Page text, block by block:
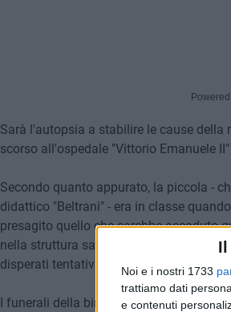
Il
Noi e i nostri 1733
trattiamo dati
e contenuti
Sarà l'autopsia a stabilire le cause della
scorso all'ospedale "Vittorio Emanuele
Secondo quanto appurato, la piccola -
didattico "Beltrani" - era in classe
presagito quello che sarebbe accaduto
nella struttura sanitaria biscegliese,
disperati tentativi di rianimarla.
I funerali della bimba si sarebbero